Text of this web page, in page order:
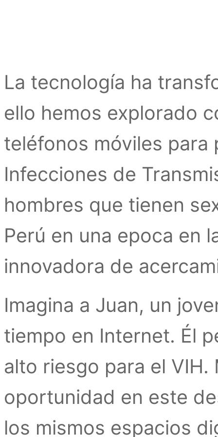
La tecnología ha
ello hemos explorado
teléfonos móviles para
Infecciones de
hombres que tienen
Perú en una epoca en
innovadora de
Imagina a Juan, un
tiempo en Internet. Él
alto riesgo para el
oportunidad en este
los mismos espacios